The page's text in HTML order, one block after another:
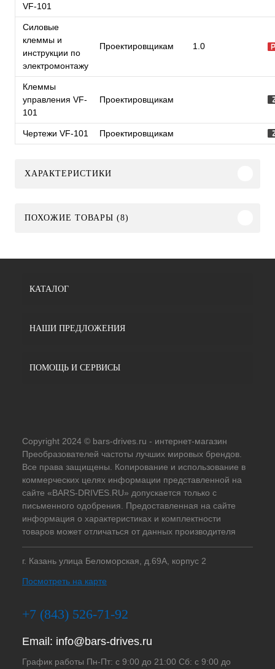
VF-101
Силовые
клеммы и
инструкции по
электромонтажу
Проектировщикам 1.0
Клеммы
управления VF-
101
Проектировщикам
Чертежи VF-101 Проектировщикам
ХАРАКТЕРИСТИКИ
ПОХОЖИЕ ТОВАРЫ (8)
КАТАЛОГ
НАШИ ПРЕДЛОЖЕНИЯ
ПОМОЩЬ И СЕРВИСЫ
Copyright 2024 © bars-drives.ru - интернет-магазин
Преобразователей частоты лучших мировых брендов.
Все права защищены. Копирование и использование в
коммерческих целях информации представленной на
сайте «BARS-DRIVES.RU» допускается только с
письменного одобрения. Предоставленная на сайте
информация о характеристиках и комплектности
товаров может отличаться от данных производителя
г. Казань улица Беломорская, д.69А, корпус 2
Посмотреть на карте
+7 (843) 526-71-92
Email: info@bars-drives.ru
График работы Пн-Пт: с 9:00 до 21:00 Сб: с 9:00 до